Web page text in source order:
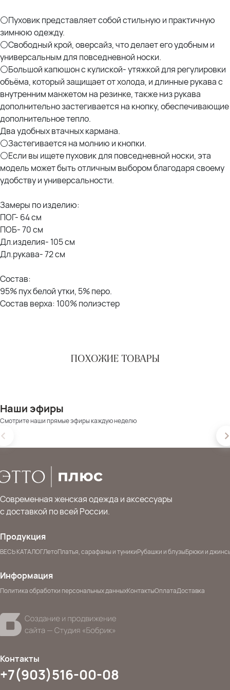
⚪Пуховик представляет собой стильную и практичную
зимнюю одежду.
⚪Свободный крой, оверсайз, что делает его удобным и
универсальным для повседневной носки.
⚪Большой капюшон с кулиской- утяжкой для регулировки
объёма, который защищает от холода, и длинные рукава с
внутренним манжетом на резинке, также низ рукава
дополнительно застегивается на кнопку, обеспечивающие
дополнительное тепло.
Два удобных втачных кармана.
⚪Застегивается на молнию и кнопки.
⚪Если вы ищете пуховик для повседневной носки, эта
модель может быть отличным выбором благодаря своему
удобству и универсальности.
Замеры по изделию:
ПОГ- 64 см
ПОБ- 70 см
Дл.изделия- 105 см
Дл.рукава- 72 см
Состав:
95% пух белой утки, 5% перо.
Состав верха: 100% полиэстер
ПОХОЖИЕ ТОВАРЫ
Наши эфиры
Смотрите наши прямые эфиры каждую неделю
Современная женская одежда и аксессуары
с доставкой по всей России.
Продукция
ВЕСЬ КАТАЛОГЛетоПлатья, сарафаны и туникиРубашки и блузыБрюки и
Информация
Политика обработки персональных данныхКонтактыОплатаДоставка
Контакты
+7(903)516-00-08